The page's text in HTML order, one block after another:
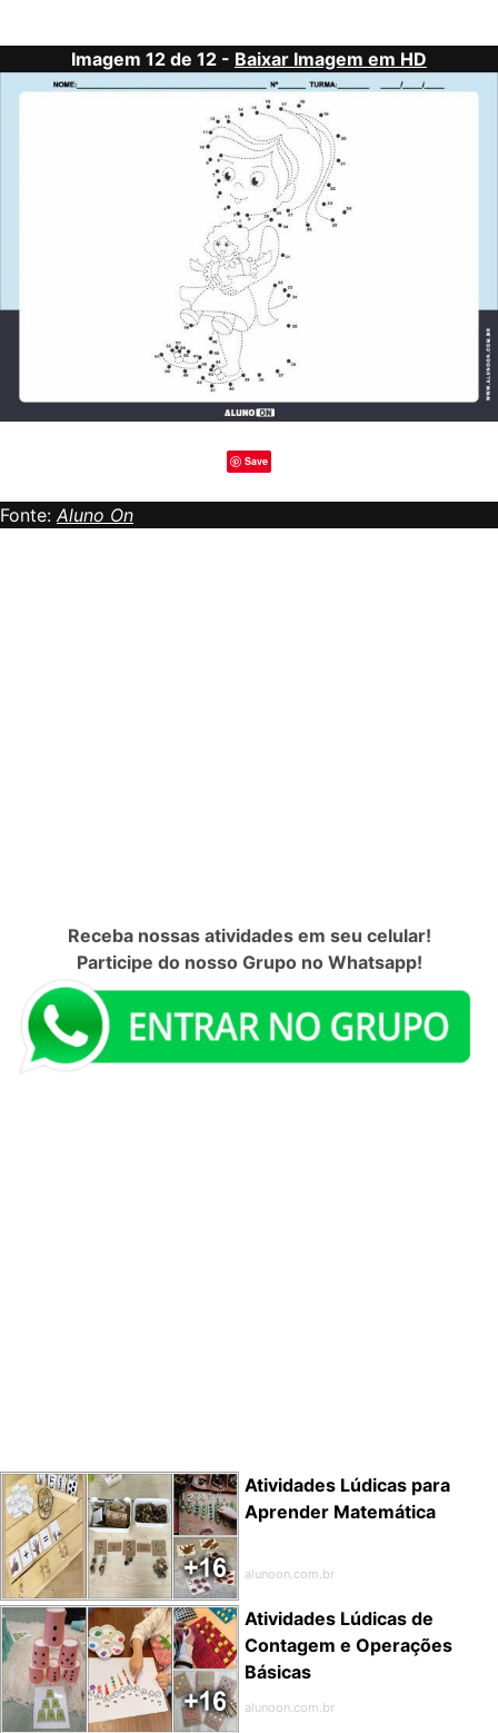
Imagem 12 de 12 - Baixar Imagem em HD
Save
Fonte: Aluno On
Receba nossas atividades em seu celular!
Participe do nosso Grupo no Whatsapp!
Atividades Lúdicas para
Aprender Matemática
alunoon.com.br
Atividades Lúdicas de
Contagem e Operações
Básicas
alunoon.com.br